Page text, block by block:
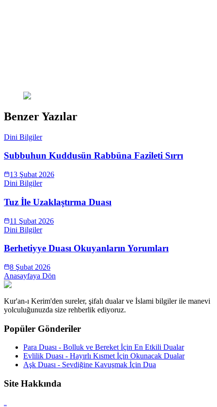
Benzer Yazılar
Dini Bilgiler
Subbuhun Kuddusün Rabbüna Fazileti Sırrı
13 Şubat 2026
Dini Bilgiler
Tuz İle Uzaklaştırma Duası
11 Şubat 2026
Dini Bilgiler
Berhetiyye Duası Okuyanların Yorumları
8 Şubat 2026
Anasayfaya Dön
Kur'an-ı Kerim'den sureler, şifalı dualar ve İslami bilgiler ile manevi
yolculuğunuzda size rehberlik ediyoruz.
Popüler Gönderiler
Para Duası - Bolluk ve Bereket İçin En Etkili Dualar
Evlilik Duası - Hayırlı Kısmet İçin Okunacak Dualar
Aşk Duası - Sevdiğine Kavuşmak İçin Dua
Site Hakkında